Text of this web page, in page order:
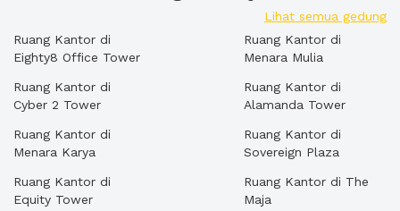
Lihat semua gedung
Ruang Kantor di
Eighty8 Office Tower
Ruang Kantor di
Cyber 2 Tower
Ruang Kantor di
Menara Karya
Ruang Kantor di
Equity Tower
Ruang Kantor di
Menara Mulia
Ruang Kantor di
Alamanda Tower
Ruang Kantor di
Sovereign Plaza
Ruang Kantor di The
Maja